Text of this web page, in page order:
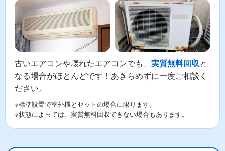
古いエアコンや壊れたエアコンでも、 実質無料回収と
なる場合がほとんどです！あきらめずに一度ご相談く
ださい。
※標準設置で室外機とセットの場合に限ります。
※状態によっては、実質無料回収できない場合もあります。